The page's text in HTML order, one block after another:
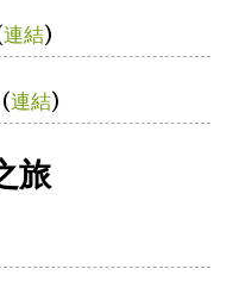
連結)
連結)
旅